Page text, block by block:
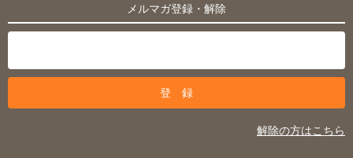
メルマガ登録・解除
解除の方はこちら